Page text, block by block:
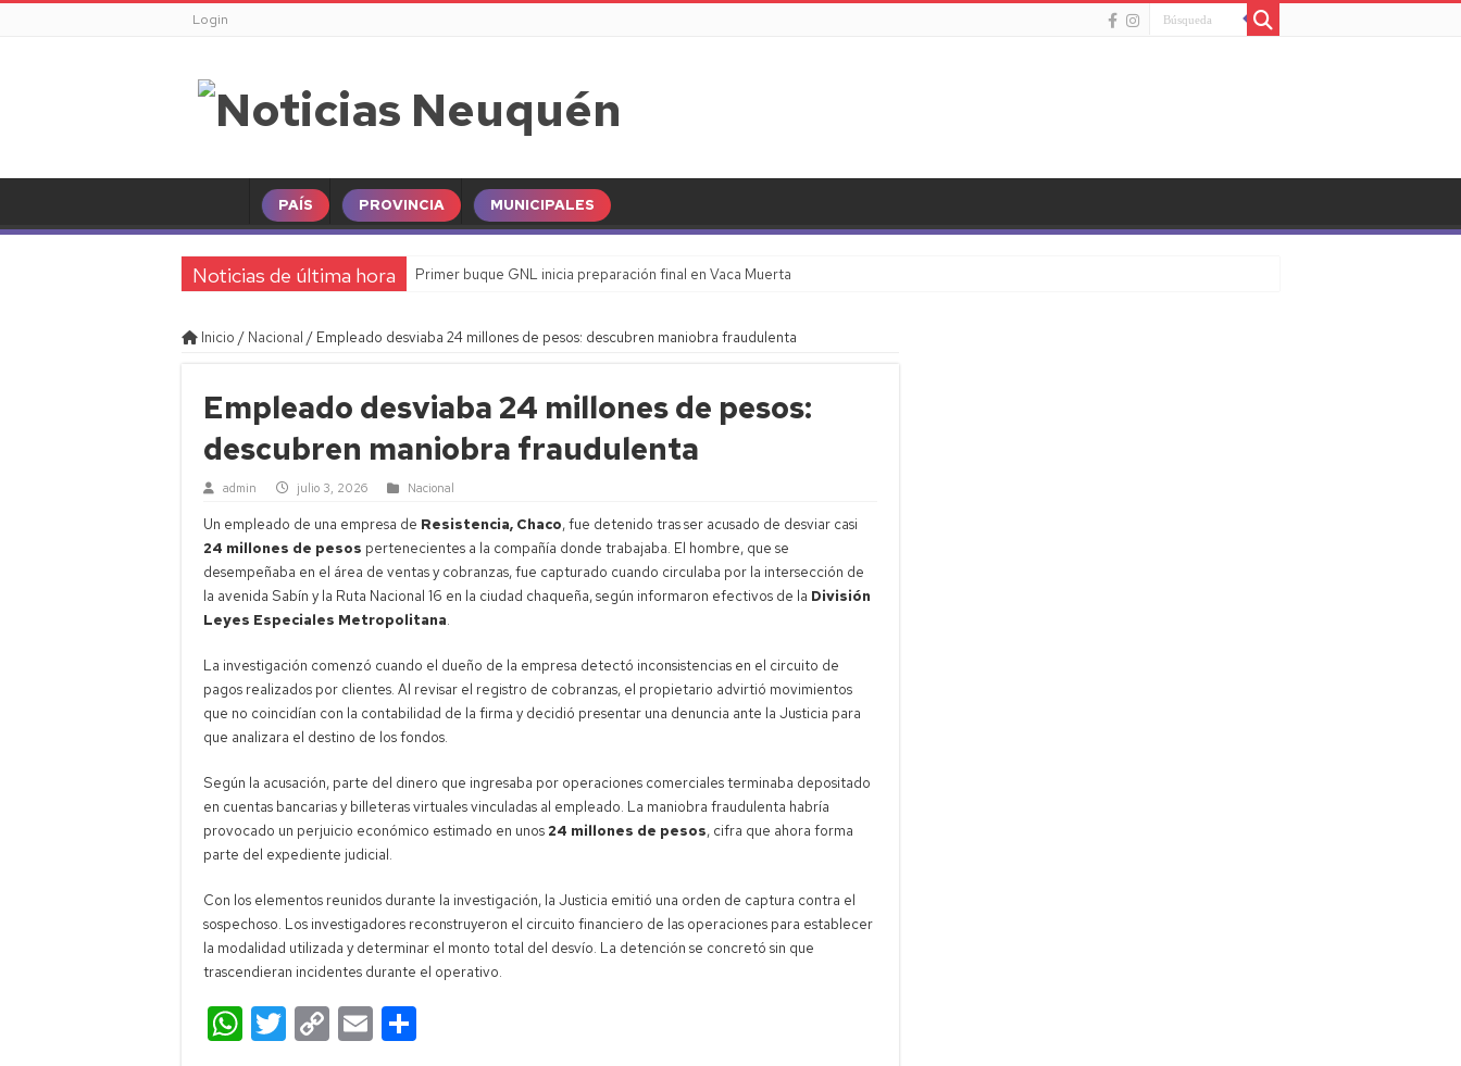
Login
PAÍS PROVINCIA MUNICIPALES
Noticias de última hora Primer buque GNL inicia preparación final en Vaca Muerta
Inicio / Nacional / Empleado desviaba 24 millones de pesos: descubren maniobra fraudulenta
Empleado desviaba 24 millones de pesos:
descubren maniobra fraudulenta
admin julio 3, 2026 Nacional
Un empleado de una empresa de Resistencia, Chaco, fue detenido tras ser acusado de desviar casi
24 millones de pesos pertenecientes a la compañía donde trabajaba. El hombre, que se
desempeñaba en el área de ventas y cobranzas, fue capturado cuando circulaba por la intersección de
la avenida Sabín y la Ruta Nacional 16 en la ciudad chaqueña, según informaron efectivos de la División
Leyes Especiales Metropolitana.
La investigación comenzó cuando el dueño de la empresa detectó inconsistencias en el circuito de
pagos realizados por clientes. Al revisar el registro de cobranzas, el propietario advirtió movimientos
que no coincidían con la contabilidad de la firma y decidió presentar una denuncia ante la Justicia para
que analizara el destino de los fondos.
Según la acusación, parte del dinero que ingresaba por operaciones comerciales terminaba depositado
en cuentas bancarias y billeteras virtuales vinculadas al empleado. La maniobra fraudulenta habría
provocado un perjuicio económico estimado en unos 24 millones de pesos, cifra que ahora forma
parte del expediente judicial.
Con los elementos reunidos durante la investigación, la Justicia emitió una orden de captura contra el
sospechoso. Los investigadores reconstruyeron el circuito financiero de las operaciones para establecer
la modalidad utilizada y determinar el monto total del desvío. La detención se concretó sin que
trascendieran incidentes durante el operativo.
W T C E